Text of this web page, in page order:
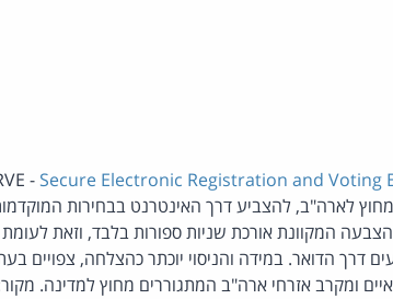
Secure Electronic Registration and Voting
מחוץ לארה"ב, להצביע דרך האינטרנט בבחירות
המקוונת אורכת שניות ספורות בלבד, וזאת
דרך הדואר. במידה והניסוי יוכתר כהצלחה, צפויים
ומקרב אזרחי ארה"ב המתגוררים מחוץ למדינה.